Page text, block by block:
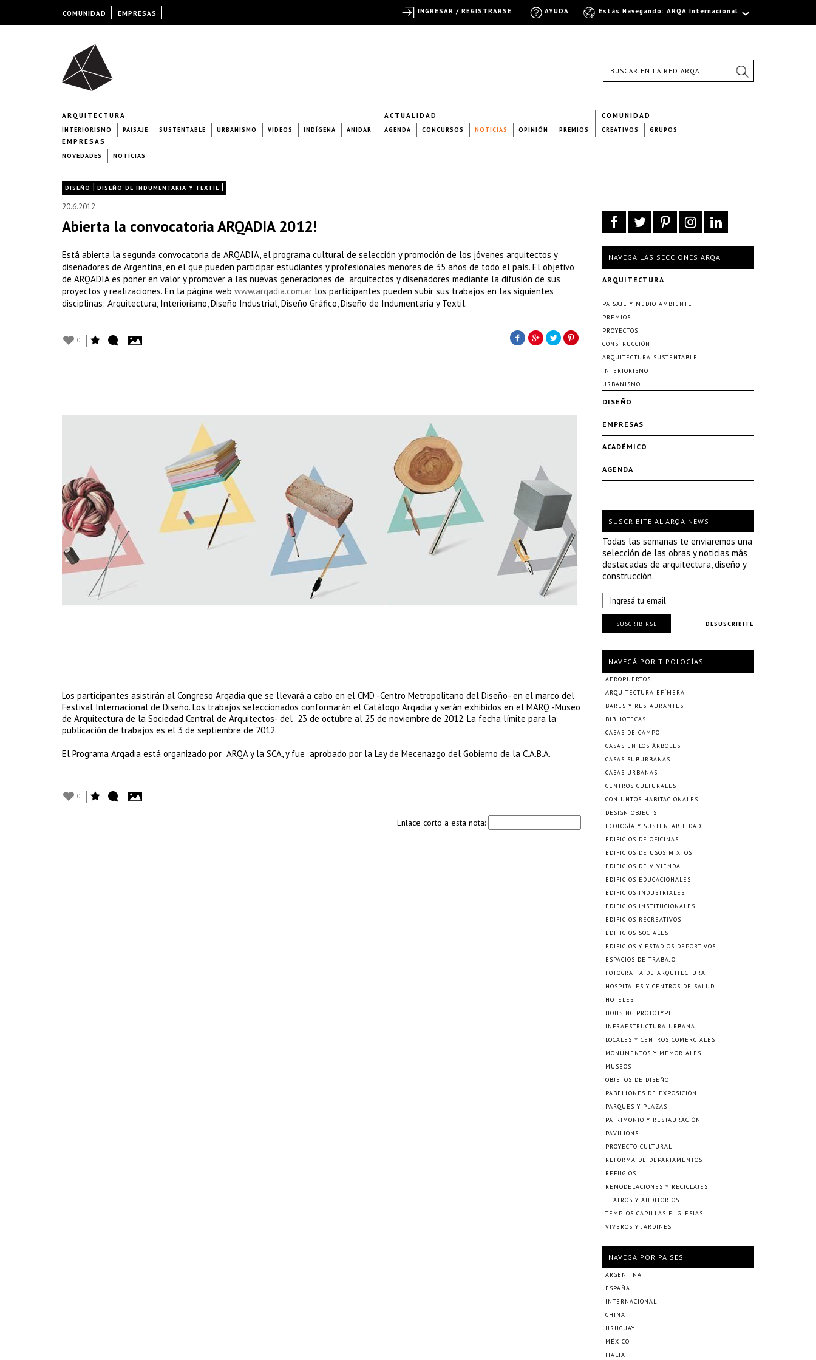
ARQUITECTURA
INTERIORISMO PAISAJE SUSTENTABLE URBANISMO VIDEOS INDÍGENA ANIDAR
ACTUALIDAD
AGENDA CONCURSOS NOTICIAS OPINIÓN PREMIOS
COMUNIDAD
CREATIVOS GRUPOS
EMPRESAS
NOVEDADES NOTICIAS
DISEÑO | DISEÑO DE INDUMENTARIA Y TEXTIL |
20.6.2012
Abierta la convocatoria ARQADIA 2012!
Está abierta la segunda convocatoria de ARQADIA, el programa cultural de selección y promoción de los jóvenes arquitectos y
diseñadores de Argentina, en el que pueden participar estudiantes y profesionales menores de 35 años de todo el país. El objetivo
de ARQADIA es poner en valor y promover a las nuevas generaciones de arquitectos y diseñadores mediante la difusión de sus
proyectos y realizaciones. En la página web www.arqadia.com.ar los participantes pueden subir sus trabajos en las siguientes
disciplinas: Arquitectura, Interiorismo, Diseño Industrial, Diseño Gráfico, Diseño de Indumentaria y Textil.
0
Los participantes asistirán al Congreso Arqadia que se llevará a cabo en el CMD -Centro Metropolitano del Diseño- en el marco del
Festival Internacional de Diseño. Los trabajos seleccionados conformarán el Catálogo Arqadia y serán exhibidos en el MARQ -Museo
de Arquitectura de la Sociedad Central de Arquitectos- del 23 de octubre al 25 de noviembre de 2012. La fecha límite para la
publicación de trabajos es el 3 de septiembre de 2012.
El Programa Arqadia está organizado por ARQA y la SCA, y fue aprobado por la Ley de Mecenazgo del Gobierno de la C.A.B.A.
0
Enlace corto a esta nota:
NAVEGÁ LAS SECCIONES ARQA
ARQUITECTURA
PAISAJE Y MEDIO AMBIENTE
PREMIOS
PROYECTOS
CONSTRUCCIÓN
ARQUITECTURA SUSTENTABLE
INTERIORISMO
URBANISMO
DISEÑO
EMPRESAS
ACADÉMICO
AGENDA
SUSCRIBITE AL ARQA NEWS
Todas las semanas te enviaremos una
selección de las obras y noticias más
destacadas de arquitectura, diseño y
construcción.
DESUSCRIBITE
SUSCRIBIRSE
NAVEGÁ POR TIPOLOGÍAS
AEROPUERTOS
ARQUITECTURA EFÍMERA
BARES Y RESTAURANTES
BIBLIOTECAS
CASAS DE CAMPO
CASAS EN LOS ÁRBOLES
CASAS SUBURBANAS
CASAS URBANAS
CENTROS CULTURALES
CONJUNTOS HABITACIONALES
DESIGN OBJECTS
ECOLOGÍA Y SUSTENTABILIDAD
EDIFICIOS DE OFICINAS
EDIFICIOS DE USOS MIXTOS
EDIFICIOS DE VIVIENDA
EDIFICIOS EDUCACIONALES
EDIFICIOS INDUSTRIALES
EDIFICIOS INSTITUCIONALES
EDIFICIOS RECREATIVOS
EDIFICIOS SOCIALES
EDIFICIOS Y ESTADIOS DEPORTIVOS
ESPACIOS DE TRABAJO
FOTOGRAFÍA DE ARQUITECTURA
HOSPITALES Y CENTROS DE SALUD
HOTELES
HOUSING PROTOTYPE
INFRAESTRUCTURA URBANA
LOCALES Y CENTROS COMERCIALES
MONUMENTOS Y MEMORIALES
MUSEOS
OBJETOS DE DISEÑO
PABELLONES DE EXPOSICIÓN
PARQUES Y PLAZAS
PATRIMONIO Y RESTAURACIÓN
PAVILIONS
PROYECTO CULTURAL
REFORMA DE DEPARTAMENTOS
REFUGIOS
REMODELACIONES Y RECICLAJES
TEATROS Y AUDITORIOS
TEMPLOS CAPILLAS E IGLESIAS
VIVEROS Y JARDINES
NAVEGÁ POR PAÍSES
ARGENTINA
ESPAÑA
INTERNACIONAL
CHINA
URUGUAY
MÉXICO
ITALIA
COMUNIDAD EMPRESAS Estás Navegando: ARQA Internacional
AYUDA
INGRESAR / REGISTRARSE